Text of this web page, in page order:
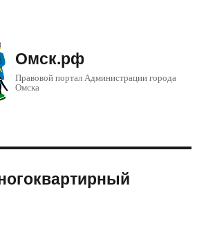
Омск.рф
Правовой портал Администрации города
Омска